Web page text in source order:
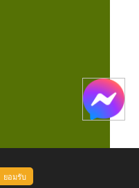
ยอมรับ